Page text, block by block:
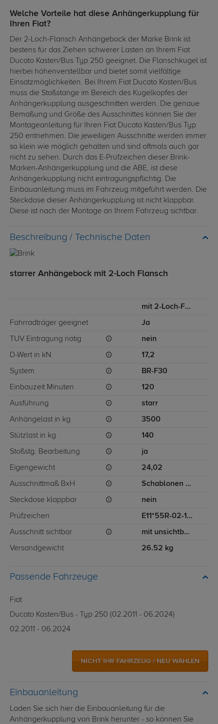
Welche Vorteile hat diese Anhängerkupplung für
Ihren Fiat?
Der 2-Loch-Flansch Anhängebock der Marke Brink ist
bestens für das Ziehen schwerer Lasten an Ihrem Fiat
Ducato Kasten/Bus Typ 250 geeignet. Die Flanschkugel ist
hierbei höhenverstellbar und bietet somit vielfältige
Einsatzmöglichkeiten. Bei Ihrem Fiat Ducato Kasten/Bus
muss die Stoßstange im Bereich des Kugelkopfes der
Anhängerkupplung ausgeschnitten werden. Die genaue
Bemaßung und Größe des Ausschnittes können Sie der
Montageanleitung für Ihren Fiat Ducato Kasten/Bus Typ
250 entnehmen. Die jeweiligen Ausschnitte werden immer
so klein wie möglich gehalten und sind oftmals auch gar
nicht zu sehen. Durch das E-Prüfzeichen dieser Brink-
Marken-Anhängerkupplung und die ABE, ist diese
Anhängerkupplung nicht eintragungspflichtig. Die
Einbauanleitung muss im Fahrzeug mitgeführt werden. Die
Steckdose dieser Anhängerkupplung ist nicht klappbar.
Diese ist nach der Montage an Ihrem Fahrzeug sichtbar.
Technische Daten
starrer Anhängebock mit 2-Loch Flansch
mit 2-Loch-Flanschkugel
Fahrradträger geeignet Ja
TÜV Eintragung nötig nein
D-Wert in kN 17,2
System BR-F30
Einbauzeit Minuten 120
Ausführung starr
Anhängelast in kg 3500
Stützlast in kg 140
Stoßstg. Bearbeitung ja
Eigengewicht 24,02
Ausschnittmaß BxH Schablonen dabei
Steckdose klappbar nein
Prüfzeichen E11*55R-02-13080
Ausschnitt sichtbar mit unsichtbarem Ausschnitt für Stoßstange
Versandgewicht 26.52 kg
Passende Fahrzeuge
Fiat
Ducato Kasten/Bus - Typ 250 (02.2011 - 06.2024)
02.2011 - 06.2024
NICHT IHR FAHRZEUG / NEU WÄHLEN
Einbauanleitung
Laden Sie sich hier die Einbauanleitung für die
Anhängerkupplung von Brink herunter - so können Sie